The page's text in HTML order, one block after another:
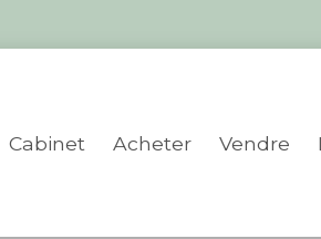
Cabinet Acheter Vendre